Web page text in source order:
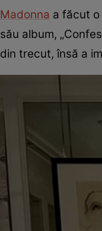
Madonna a făcut
său album,
din trecut, însă a